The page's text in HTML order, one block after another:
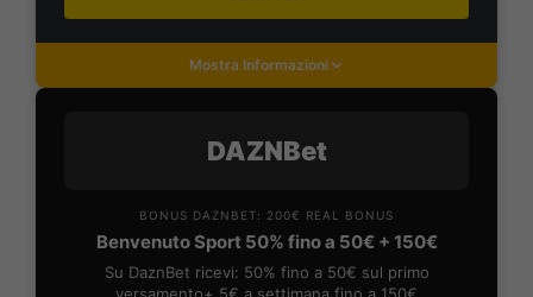
Mostra Informazioni
DAZNBet
BONUS DAZNBET: 200€ REAL BONUS
Benvenuto Sport 50% fino a 50€ + 150€
Su DaznBet ricevi: 50% fino a 50€ sul primo